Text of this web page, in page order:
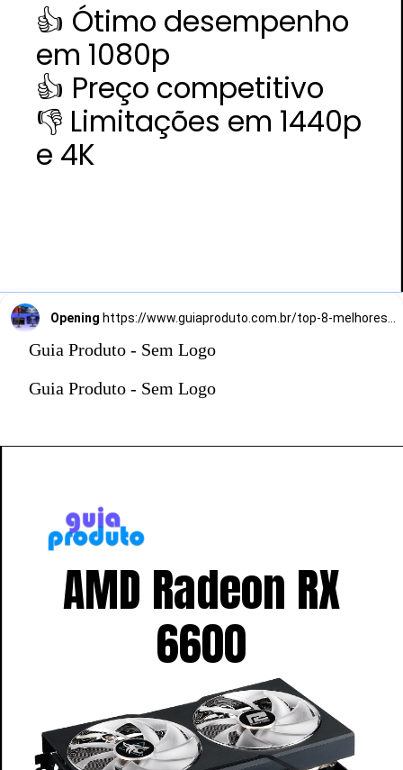
👍 Ótimo desempenho
em 1080p
👍 Preço competitivo
👎 Limitações em 1440p
e 4K
Opening https://www.guiaproduto.com.br/top-8-melhores-monitores-gamer-de-144hz/
Guia Produto - Sem Logo
Guia Produto - Sem Logo
AMD Radeon RX
6600